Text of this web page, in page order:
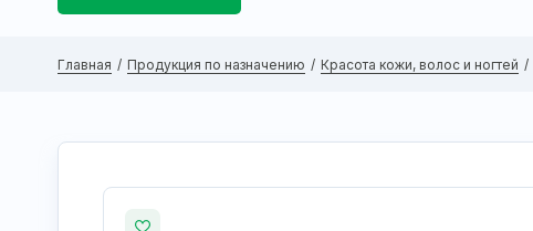
Главная Продукция по назначению Красота кожи, волос и ногтей